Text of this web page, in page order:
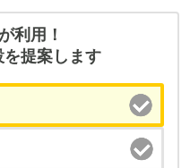
利用！
を提案します